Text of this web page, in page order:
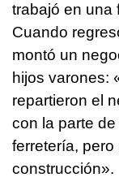
trabajó en una
Cuando
montó un
hijos varones:
repartieron el
con la parte
ferretería,
construcción».